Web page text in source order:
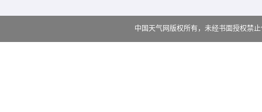
中国天气网版权所有，未经书面授权